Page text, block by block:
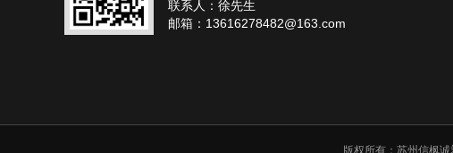
联系人：徐先生
邮箱：13616278482@163.com
版权所有：苏州信枫